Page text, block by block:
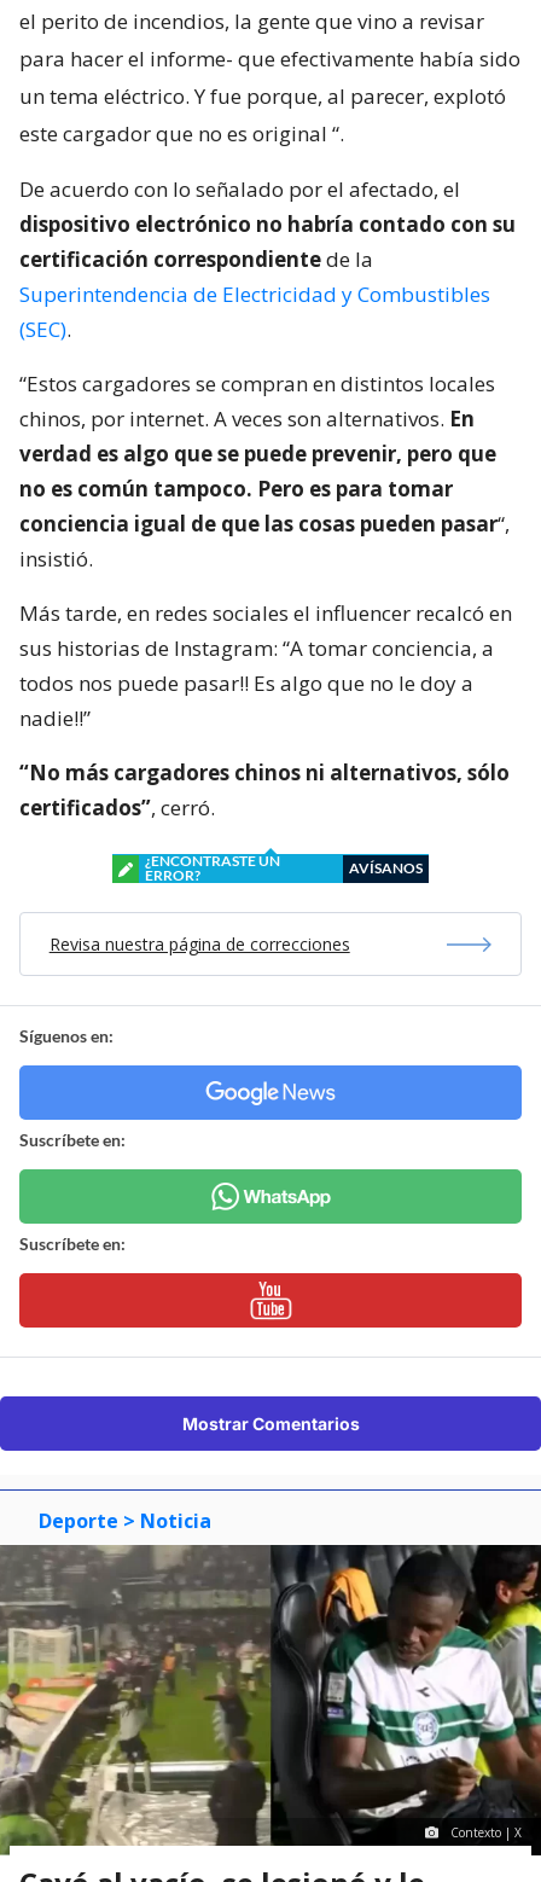
el perito de incendios, la gente que vino a revisar
para hacer el informe- que efectivamente había sido
un tema eléctrico. Y fue porque, al parecer, explotó
este cargador que no es original “.
De acuerdo con lo señalado por el afectado, el
dispositivo electrónico no habría contado con su
certificación correspondientede la
Superintendencia de Electricidad y Combustibles
(SEC).
“Estos cargadores se compran en distintos locales
chinos, por internet. A veces son alternativos. En
verdad es algo que se puede prevenir, pero que
no es común tampoco. Pero es para tomar
conciencia igual de que las cosas pueden pasar“,
insistió.
Más tarde, en redes sociales el influencer recalcó en
sus historias de Instagram: “A tomar conciencia, a
todos nos puede pasar!! Es algo que no le doy a
nadie!!”
“No más cargadores chinos ni alternativos, sólo
certificados”, cerró.
¿ENCONTRASTE UN
ERROR?
AVÍSANOS
Revisa nuestra página de correcciones
Síguenos en:
Suscríbete en:
Suscríbete en:
Mostrar Comentarios
Deporte > Noticia
Contexto | X